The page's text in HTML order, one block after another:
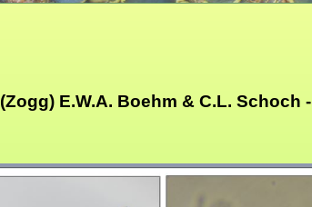
(Zogg) E.W.A. Boehm & C.L. Schoch -